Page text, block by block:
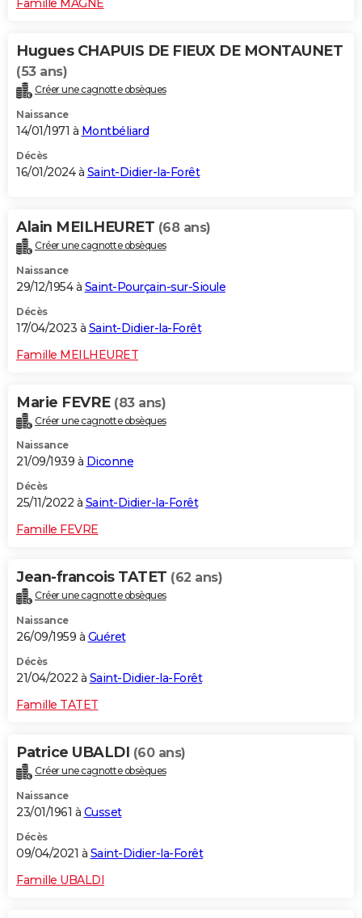
Famille MAGNE
Hugues CHAPUIS DE FIEUX DE MONTAUNET
(53 ans)
Créer une cagnotte obsèques
Naissance
14/01/1971 à Montbéliard
Décès
16/01/2024 à Saint-Didier-la-Forêt
Alain MEILHEURET (68 ans)
Créer une cagnotte obsèques
Naissance
29/12/1954 à Saint-Pourçain-sur-Sioule
Décès
17/04/2023 à Saint-Didier-la-Forêt
Famille MEILHEURET
Marie FEVRE (83 ans)
Créer une cagnotte obsèques
Naissance
21/09/1939 à Diconne
Décès
25/11/2022 à Saint-Didier-la-Forêt
Famille FEVRE
Jean-francois TATET (62 ans)
Créer une cagnotte obsèques
Naissance
26/09/1959 à Guéret
Décès
21/04/2022 à Saint-Didier-la-Forêt
Famille TATET
Patrice UBALDI (60 ans)
Créer une cagnotte obsèques
Naissance
23/01/1961 à Cusset
Décès
09/04/2021 à Saint-Didier-la-Forêt
Famille UBALDI